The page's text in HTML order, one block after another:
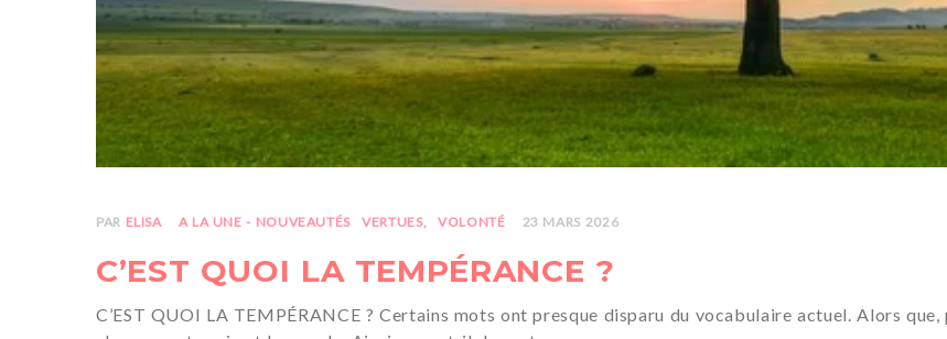
PAR ELISA A LA UNE - NOUVEAUTÉS VERTUES VOLONTÉ 23 MARS 2026
C’EST QUOI LA TEMPÉRANCE ?
C’EST QUOI LA TEMPÉRANCE ? Certains mots ont presque disparu du vocabulaire actuel. Alors